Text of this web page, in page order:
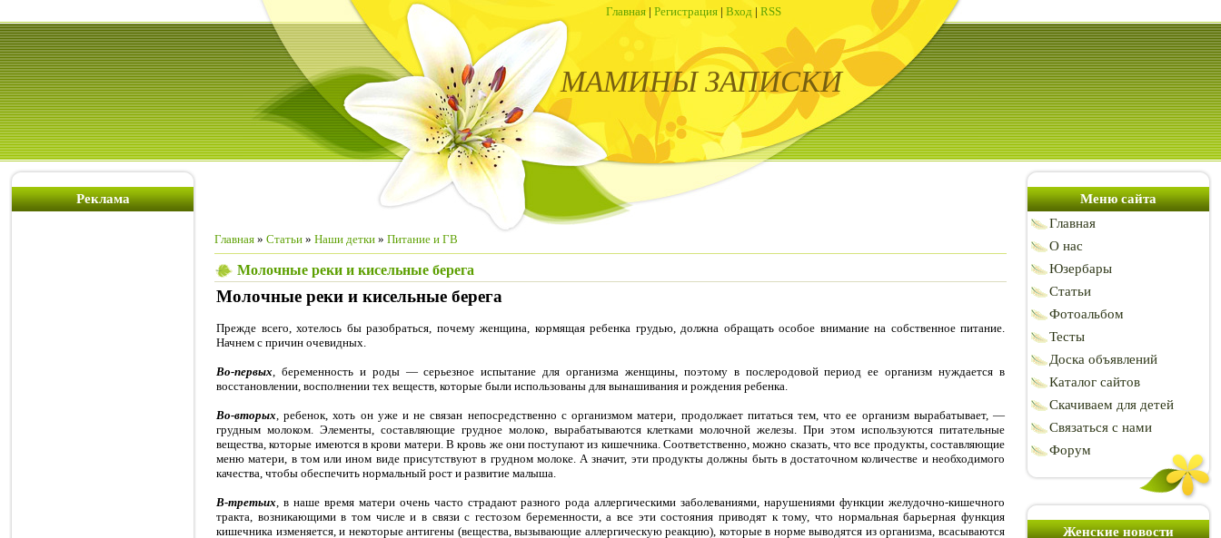
Главная | Регистрация | Вход | RSS
МАМИНЫ ЗАПИСКИ
Реклама
Главная » Статьи » Наши детки » Питание и ГВ
Молочные реки и кисельные берега
Молочные реки и кисельные берега
Прежде всего, хотелось бы разобраться, почему женщина, кормящая ребенка грудью, должна обращать особое внимание на собственное питание.
Начнем с причин очевидных.
Во-первых, беременность и роды — серьезное испытание для организма женщины, поэтому в послеродовой период ее организм нуждается в
восстановлении, восполнении тех веществ, которые были использованы для вынашивания и рождения ребенка.
Во-вторых, ребенок, хоть он уже и не связан непосредственно с организмом матери, продолжает питаться тем, что ее организм вырабатывает, —
грудным молоком. Элементы, составляющие грудное молоко, вырабатываются клетками молочной железы. При этом используются питательные
вещества, которые имеются в крови матери. В кровь же они поступают из кишечника. Соответственно, можно сказать, что все продукты, составляющие
меню матери, в том или ином виде присутствуют в грудном молоке. А значит, эти продукты должны быть в достаточном количестве и необходимого
качества, чтобы обеспечить нормальный рост и развитие малыша.
В-третьих, в наше время матери очень часто страдают разного рода аллергическими заболеваниями, нарушениями функции желудочно-кишечного
тракта, возникающими в том числе и в связи с гестозом беременности, а все эти состояния приводят к тому, что нормальная барьерная функция
кишечника изменяется, и некоторые антигены (вещества, вызывающие аллергическую реакцию), которые в норме выводятся из организма, всасываются
Меню сайта
Главная
О нас
Юзербары
Статьи
Фотоальбом
Тесты
Доска объявлений
Каталог сайтов
Скачиваем для детей
Связаться с нами
Форум
Женские новости